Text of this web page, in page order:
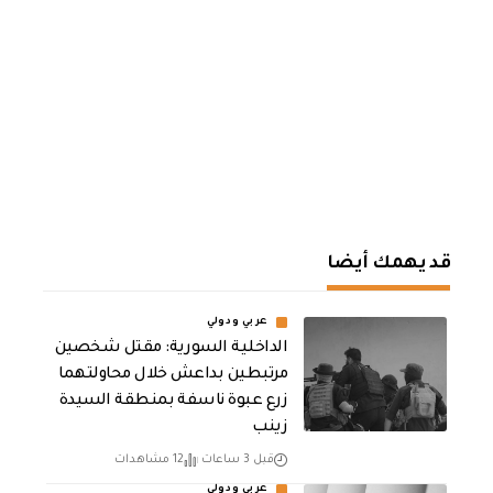
قد يهمك أيضا
عربي ودولي
الداخلية السورية: مقتل شخصين
مرتبطين بداعش خلال محاولتهما
زرع عبوة ناسفة بمنطقة السيدة
زينب
قبل 3 ساعات 12 مشاهدات
عربي ودولي